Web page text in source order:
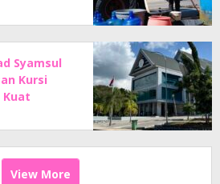
Syamsul
Kursi
Kuat
View More